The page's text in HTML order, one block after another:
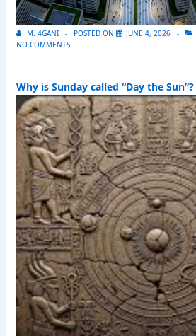
M. 4GANI POSTED ON JUNE 4, 2026
NO COMMENTS
Why is Sunday called “Day the Sun”?